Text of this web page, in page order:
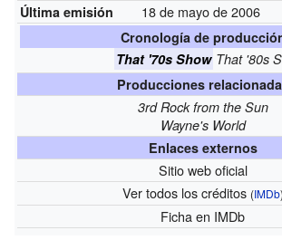
Última emisión 18 de mayo de 2006
Cronología de
That '70s Show That '80s
Producciones
3rd Rock from the Sun
Wayne's World
Enlaces externos
Sitio web oficial
Ver todos los créditos (IMDb)
Fichaen IMDb